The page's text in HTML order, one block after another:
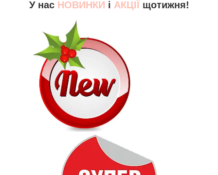
У нас НОВИНКИ і АКЦІЇ щотижня!